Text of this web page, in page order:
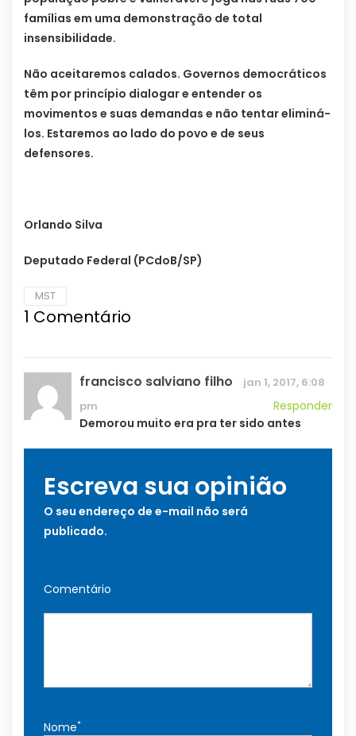
famílias em uma demonstração de total
insensibilidade.
Não aceitaremos calados. Governos democráticos
têm por princípio dialogar e entender os
movimentos e suas demandas e não tentar eliminá-
los. Estaremos ao lado do povo e de seus
defensores.
Orlando Silva
Deputado Federal (PCdoB/SP)
MST
1 Comentário
francisco salviano filho
jan 1, 2017, 6:08
pm
Responder
Demorou muito era pra ter sido antes
Escreva sua opinião
O seu endereço de e-mail não será
publicado.
Comentário
Nome*